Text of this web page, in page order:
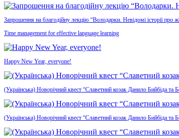
Запрошення на благодійну лекцію “Володарки. Невідомі історії про
Time management for effective language learning
Happy New Year, everyone!
(Українська) Новорічний квест “Славетний козак Данило Бийбіда та
(Українська) Новорічний квест “Славетний козак Данило Бийбіда та